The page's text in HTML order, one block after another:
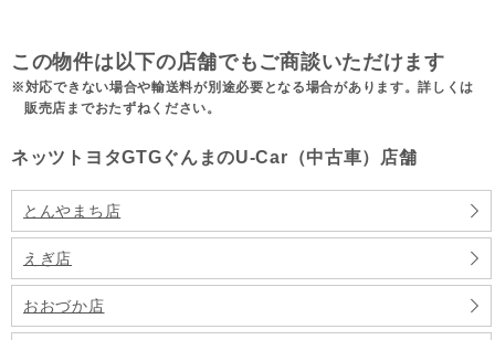
この物件は以下の店舗でもご商談いただけます
対応できない場合や輸送料が別途必要となる場合があります。詳しくは
販売店までおたずねください。
ネッツトヨタGTGぐんまのU-Car（中古車）店舗
とんやまち店
えぎ店
おおづか店